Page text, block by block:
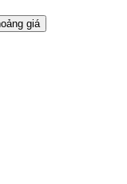
giá